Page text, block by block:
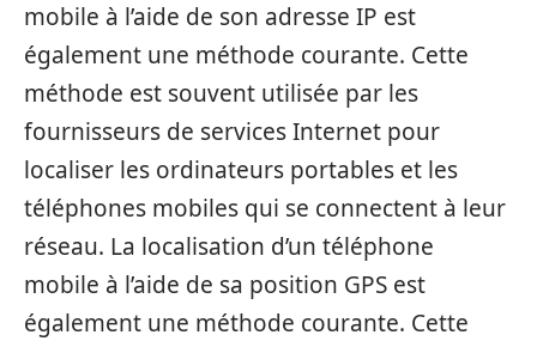
mobile à l’aide de son adresse IP est
également une méthode courante. Cette
méthode est souvent utilisée par les
fournisseurs de services Internet pour
localiser les ordinateurs portables et les
téléphones mobiles qui se connectent à leur
réseau. La localisation d’un téléphone
mobile à l’aide de sa position GPS est
également une méthode courante. Cette